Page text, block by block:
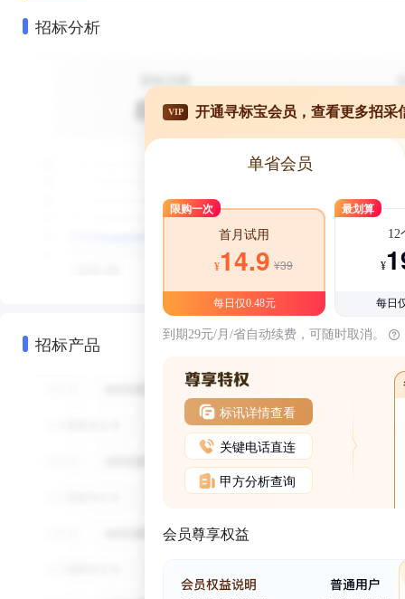
招标分析
招标产品
VIP 开通寻标宝会员，查看更多招采
单省会员
限购一次
首月试用
¥14.9 ¥39
每日仅0.48元
最划算
12
¥
每日
到期29元/月/省自动续费，可随时取消。
标讯详情查看
关键电话直连
甲方分析查询
会员尊享权益